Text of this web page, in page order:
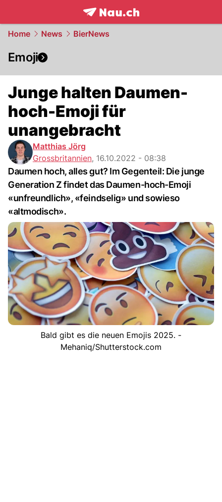
frontpage.NAU.ch
Home News BierNews
Emoji
Junge halten Daumen-
hoch-Emoji für
unangebracht
Matthias Jörg
Grossbritannien, 16.10.2022 - 08:38
Daumen hoch, alles gut? Im Gegenteil: Die junge
Generation Z findet das Daumen-hoch-Emoji
«unfreundlich», «feindselig» und sowieso
«altmodisch».
Bald gibt es die neuen Emojis 2025. -
Mehaniq/Shutterstock.com